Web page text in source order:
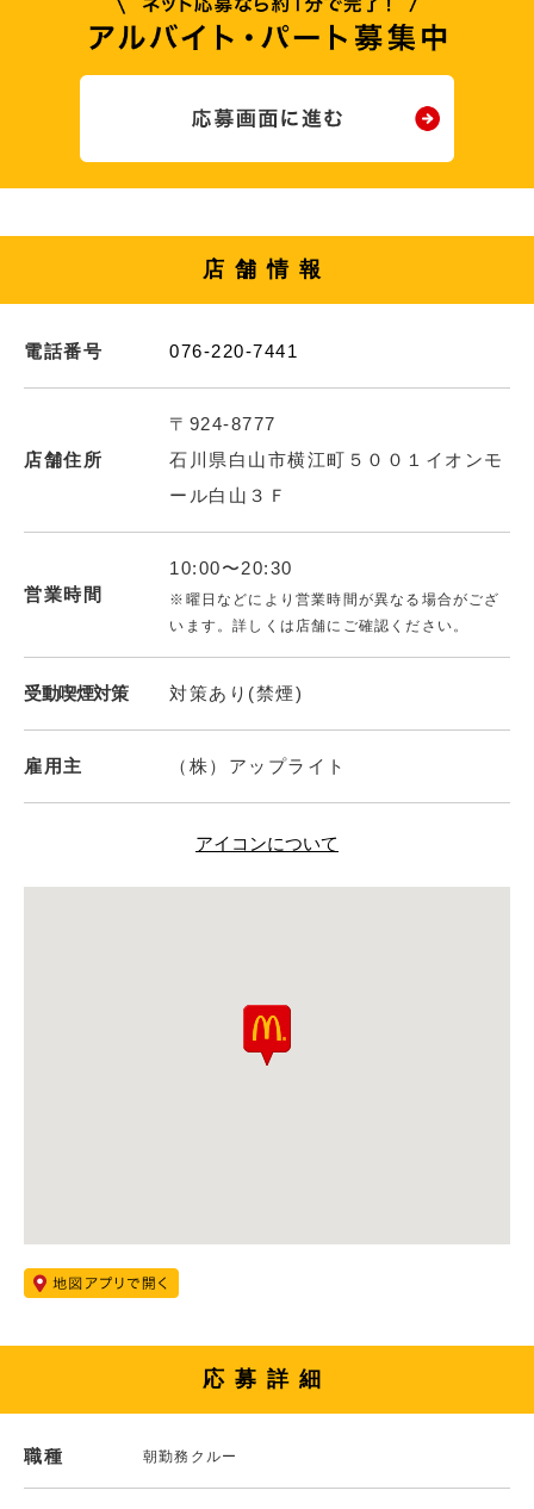
店舗情報
電話番号 076-220-7441
店舗住所
〒924-8777
石川県白山市横江町５００１イオンモ
ール白山３Ｆ
営業時間
10:00〜20:30
※曜日などにより営業時間が異なる場合がござ
います。詳しくは店舗にご確認ください。
受動喫煙対策 対策あり(禁煙)
雇用主 （株）アップライト
アイコンについて
応募詳細
職種 朝勤務クルー